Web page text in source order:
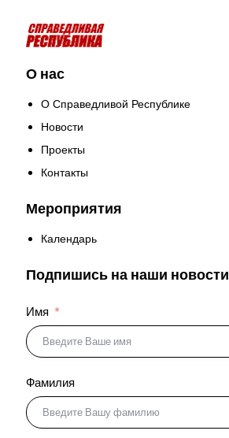
О нас
О Справедливой Республике
Новости
Проекты
Контакты
Мероприятия
Календарь
Подпишись на наши новости
Имя
Фамилия